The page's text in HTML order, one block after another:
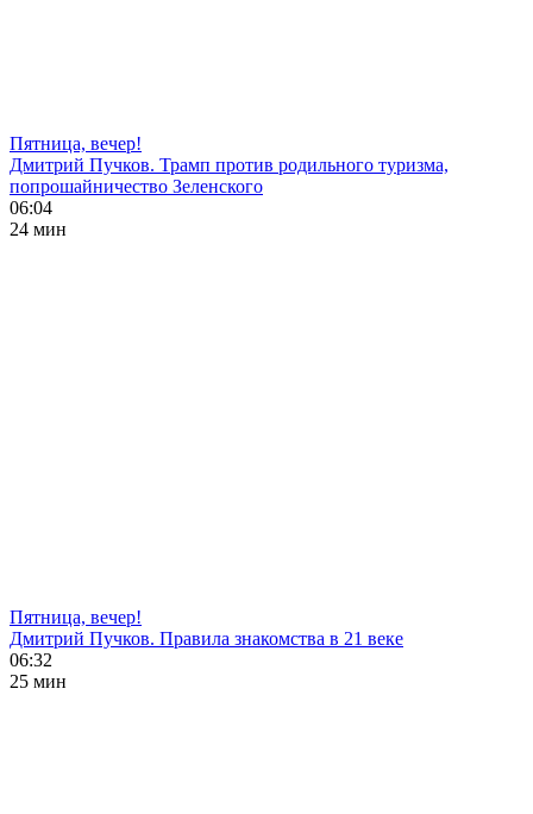
Пятница, вечер!
Дмитрий Пучков. Трамп против родильного туризма,
попрошайничество Зеленского
06:04
24 мин
Пятница, вечер!
Дмитрий Пучков. Правила знакомства в 21 веке
06:32
25 мин